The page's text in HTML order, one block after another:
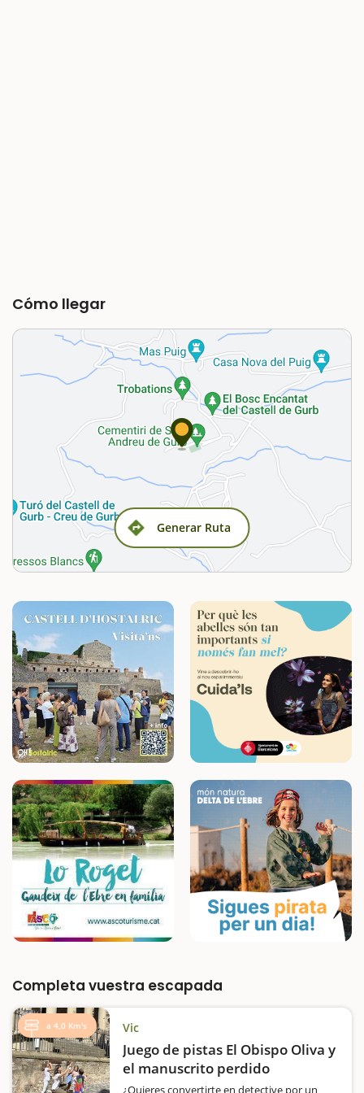
Cómo llegar
Generar Ruta
Completa vuestra escapada
a 4,0 Km's Vic
Juego de pistas El Obispo Oliva y
el manuscrito perdido
¿Quieres convertirte en detective por un